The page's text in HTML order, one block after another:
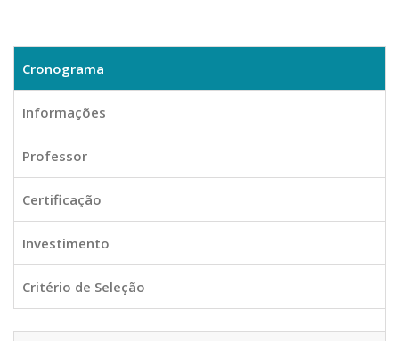
Cronograma
Informações
Professor
Certificação
Investimento
Critério de Seleção